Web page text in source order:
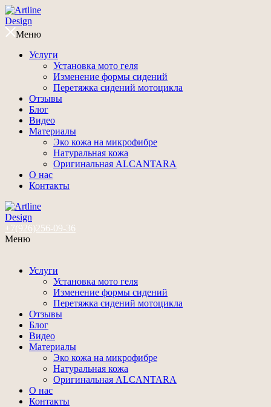
Меню
Услуги
Установка мото геля
Изменение формы сидений
Перетяжка сидений мотоцикла
Отзывы
Блог
Видео
Материалы
Эко кожа на микрофибре
Натуральная кожа
Оригинальная ALCANTARA
О нас
Контакты
+7(926)256-09-36
Меню
Услуги
Установка мото геля
Изменение формы сидений
Перетяжка сидений мотоцикла
Отзывы
Блог
Видео
Материалы
Эко кожа на микрофибре
Натуральная кожа
Оригинальная ALCANTARA
О нас
Контакты